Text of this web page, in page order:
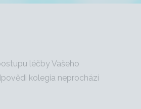
léčby Vašeho
kolegia neprochází